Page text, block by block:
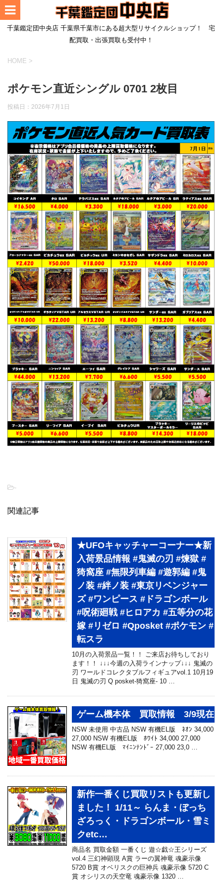
千葉鑑定団中央店 千葉県千葉市にある超大型リサイクルショップ！ 宅
配買取・出張買取も受付中！
HOME >
ポケモン直近シングル 0701 2枚目
投稿日： 2026年7月1日
-
関連記事
★UFOキャッチャーコーナー★新
入荷景品情報 #鬼滅の刃 #煉獄 #
猗窩座 #無限列車編 #遊郭編 #鬼
ノ装 #絆ノ装 #東京リベンジャー
ズ #ワンピース #ドラゴンボール
#呪術廻戦 #ヒロアカ #五等分の花
嫁 #リゼロ #Qposket #ポケモン #
転スラ
10月の入荷景品一覧！！ ご来店お待ちしており
ます！！ ↓↓↓今週の入荷ラインナップ↓↓↓ 鬼滅の
刃 ワールドコレクタブルフィギュアvol.1 10月19
日 鬼滅の刃 Q posket-猗窩座- 10 …
ゲーム機本体 買取情報 3/9現在
NSW 未使用 中古品 NSW 有機EL版 ﾈｵﾝ 34,000
27,000 NSW 有機EL版 ﾎﾜｲﾄ 34,000 27,000
NSW 有機EL版 ﾏｲﾆﾝﾃﾝﾄﾞｰ 27,000 23,0 …
新作一番くじ買取リストも更新し
ました！ 1/11～ らんま・ぼっち
ざろっく・ドラゴンボール・雪ミ
クetc…
商品名 買取金額 一番くじ 遊☆戯☆王シリーズ
vol.4 三幻神顕現 A賞 ラーの翼神竜 魂豪示像
5720 B賞 オベリスクの巨神兵 魂豪示像 5720 C
賞 オシリスの天空竜 魂豪示像 1320 …